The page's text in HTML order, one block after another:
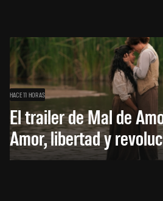
HACE 11 HORAS
El trailer de Mal de
Amor, libertad y